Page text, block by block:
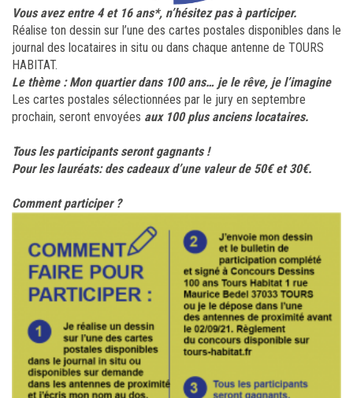
Vous avez entre 4 et 16 ans*, n’hésitez pas à participer.
Réalise ton dessin sur l’une des cartes postales disponibles dans le
journal des locataires in situ ou dans chaque antenne de TOURS
HABITAT.
Le thème : Mon quartier dans 100 ans… je le rêve, je l’imagine
Les cartes postales sélectionnées par le jury en septembre
prochain, seront envoyées aux 100 plus anciens locataires.
Tous les participants seront gagnants !
Pour les lauréats: des cadeaux d’une valeur de 50€ et 30€.
Comment participer ?